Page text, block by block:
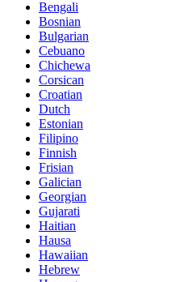
Bengali
Bosnian
Bulgarian
Cebuano
Chichewa
Corsican
Croatian
Dutch
Estonian
Filipino
Finnish
Frisian
Galician
Georgian
Gujarati
Haitian
Hausa
Hawaiian
Hebrew